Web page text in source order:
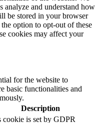
analyze and understand how
be stored in your browser
option to opt-out of these
cookies may affect your
for the website to
basic functionalities and
Description
cookie is set by GDPR